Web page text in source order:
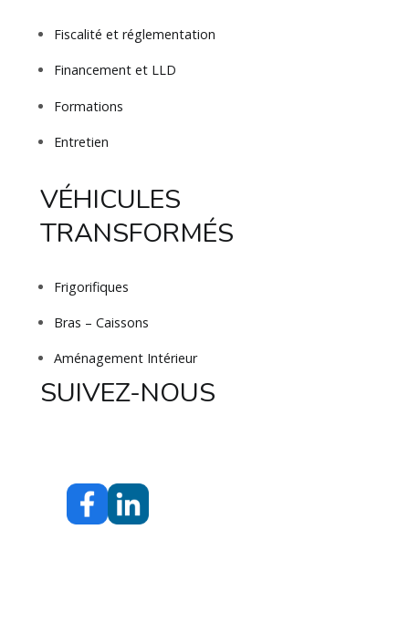
Fiscalité et réglementation
Financement et LLD
Formations
Entretien
VÉHICULES
TRANSFORMÉS
Frigorifiques
Bras – Caissons
Aménagement Intérieur
SUIVEZ-NOUS